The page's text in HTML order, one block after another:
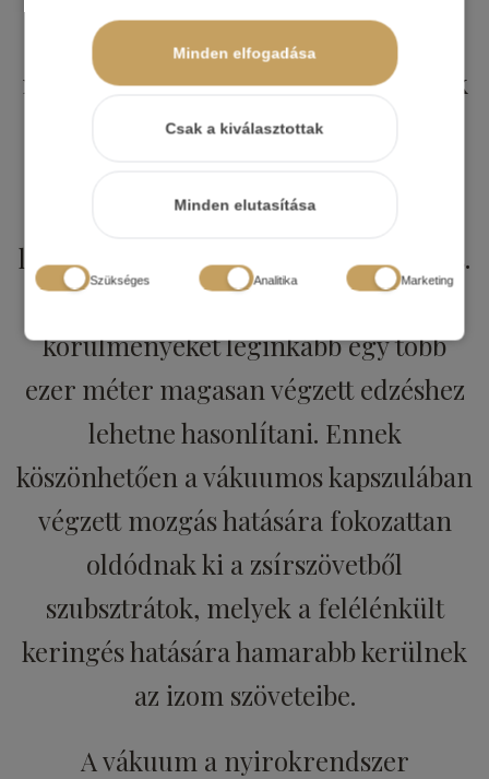
Minden elfogadása
Csak a kiválasztottak
Minden elutasítása
Szükséges Analitika Marketing
Amikor a vákuumos kapszulában
mozgást végzünk, javul a keringésünk
a bőrben, és a bőr alatti szövetekben,
ahol a hölgyeknél a zsír rendszerint
lerakódik: comb, fenék, derék és a has.
A kapszulában uralkodó
körülményeket leginkább egy több
ezer méter magasan végzett edzéshez
lehetne hasonlítani. Ennek
köszönhetően a vákuumos kapszulában
végzett mozgás hatására fokozattan
oldódnak ki a zsírszövetből
szubsztrátok, melyek a felélénkült
keringés hatására hamarabb kerülnek
az izom szöveteibe.
A vákuum a nyirokrendszer